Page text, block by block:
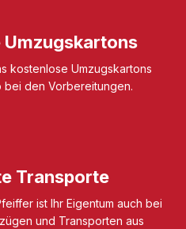
Umzugskartons
kostenlose Umzugskartons
bei den Vorbereitungen.
Transporte
ist Ihr Eigentum auch bei
und Transporten aus